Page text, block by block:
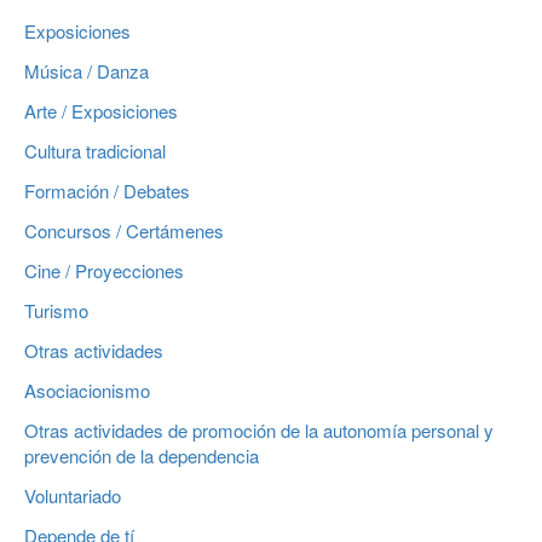
Exposiciones
Música / Danza
Arte / Exposiciones
Cultura tradicional
Formación / Debates
Concursos / Certámenes
Cine / Proyecciones
Turismo
Otras actividades
Asociacionismo
Otras actividades de promoción de la autonomía personal y
prevención de la dependencia
Voluntariado
Depende de tí